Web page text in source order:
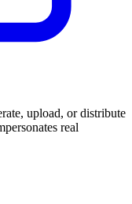
upload, or distribute
real